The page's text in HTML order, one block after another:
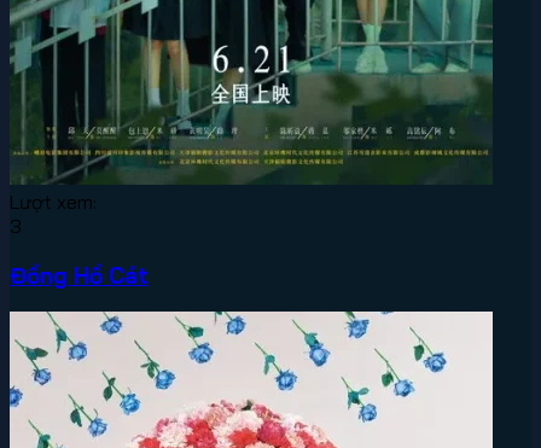
Lượt xem:
3
Đồng Hồ Cát